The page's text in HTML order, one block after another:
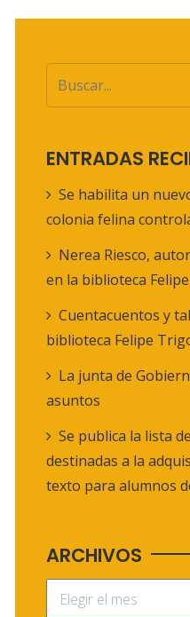
ENTRADAS
Se habilita un
colonia felina
Nerea Riesco,
en la biblioteca
Cuentacuentos y
biblioteca Felipe
La junta de
asuntos
Se publica la lista
destinadas a la
texto para alumnos
ARCHIVOS